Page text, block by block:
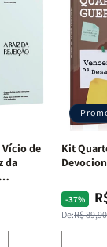
Vício de
da
Kit
-37%
Preço
normal
De:R$ 89,90
Preço